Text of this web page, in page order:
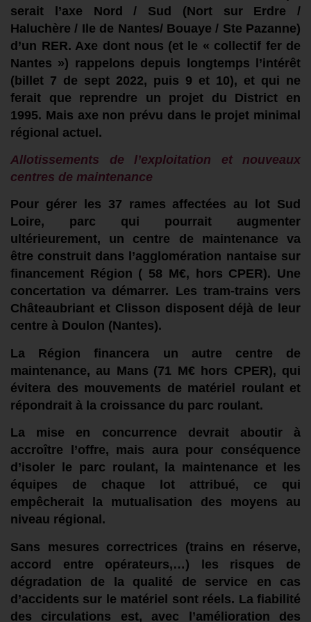
serait l’axe Nord / Sud (Nort sur Erdre /
Haluchère / Ile de Nantes/ Bouaye / Ste Pazanne)
d’un RER. Axe dont nous (et le « collectif fer de
Nantes ») rappelons depuis longtemps l’intérêt
(billet 7 de sept 2022, puis 9 et 10), et qui ne
ferait que reprendre un projet du District en
1995. Mais axe non prévu dans le projet minimal
régional actuel.
Allotissements de l’exploitation et nouveaux
centres de maintenance
Pour gérer les 37 rames affectées au lot Sud
Loire, parc qui pourrait augmenter
ultérieurement, un centre de maintenance va
être construit dans l’agglomération nantaise sur
financement Région ( 58 M€, hors CPER). Une
concertation va démarrer. Les tram-trainsvers
Châteaubriant et Clisson disposent déjà de leur
centre à Doulon (Nantes).
La Région financera un autre centre de
maintenance, au Mans (71 M€ hors CPER), qui
évitera des mouvements de matériel roulant et
répondrait à la croissance du parc roulant.
La mise en concurrence devrait aboutir à
accroître
l’offre, mais aura pour conséquence
d’isoler le parc roulant, la maintenance et les
équipes de chaque lot attribué, ce qui
empêcherait la mutualisation des moyens au
niveau régional.
Sans mesures correctrices (trains en réserve,
accord entre opérateurs,…) les risques de
dégradation de la qualité de service en cas
d’accidents sur le matériel sont réels. Lafiabilité
des circulations est, avec l’amélioration des